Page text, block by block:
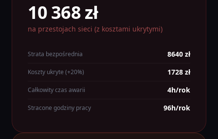
10 368 zł
na przestojach sieci (z kosztami ukrytymi)
Strata bezpośrednia 8640 zł
Koszty ukryte (+20%) 1728 zł
Całkowity czas awarii 4h/rok
Stracone godziny pracy 96h/rok